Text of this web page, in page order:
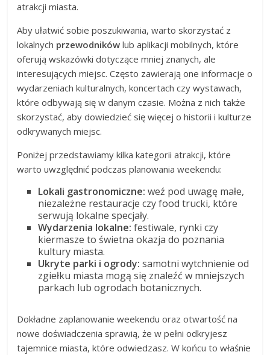
atrakcji miasta.
Aby ułatwić sobie poszukiwania, warto skorzystać z
lokalnych przewodników lub aplikacji mobilnych, które
oferują wskazówki dotyczące mniej znanych, ale
interesujących miejsc. Często zawierają one informacje o
wydarzeniach kulturalnych, koncertach czy wystawach,
które odbywają się w danym czasie. Można z nich także
skorzystać, aby dowiedzieć się więcej o historii i kulturze
odkrywanych miejsc.
Poniżej przedstawiamy kilka kategorii atrakcji, które
warto uwzględnić podczas planowania weekendu:
Lokali gastronomiczne: weź pod uwagę małe,
niezależne restauracje czy food trucki, które
serwują lokalne specjały.
Wydarzenia lokalne: festiwale, rynki czy
kiermasze to świetna okazja do poznania
kultury miasta.
Ukryte parki i ogrody: samotni wytchnienie od
zgiełku miasta mogą się znaleźć w mniejszych
parkach lub ogrodach botanicznych.
Dokładne zaplanowanie weekendu oraz otwartość na
nowe doświadczenia sprawią, że w pełni odkryjesz
tajemnice miasta, które odwiedzasz. W końcu to właśnie